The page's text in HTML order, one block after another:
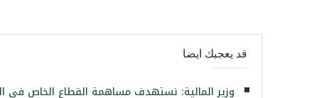
قد يعجبك ايضا
وزير المالية: نستهدف مساهمة القطاع الخاص في النشاط